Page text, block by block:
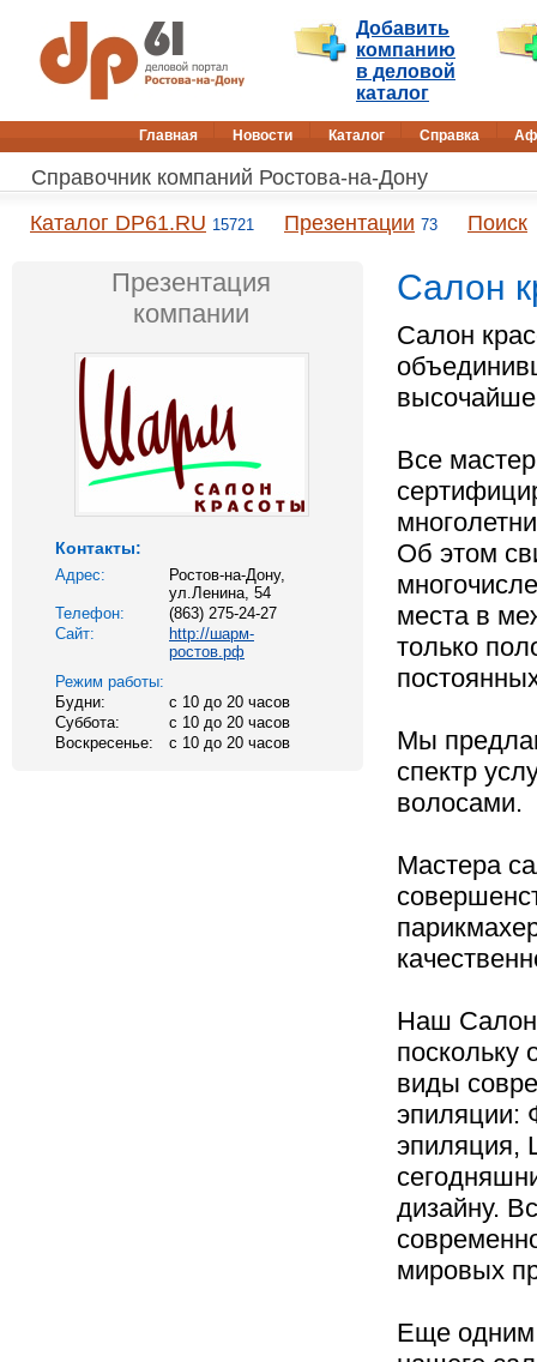
Добавить
компанию
в деловой
каталог
Главная Новости Каталог Справка
Справочник компаний Ростова-на-Дону
Каталог DP61.RU 15721 Презентации 73 Поиск
Презентация
компании
Контакты:
Адрес:
Ростов-на-Дону,
ул.Ленина, 54
Телефон:
(863) 275-24-27
Сайт:
http://шарм-
ростов.рф
Режим работы:
Будни:
с 10 до 20 часов
Суббота:
с 10 до 20 часов
Воскресенье:
с 10 до 20 часов
Салон
Салон
Все
Об этом
места в
только
Мы
спектр
волосами.
Мастера
Наш Салон
поскольку
виды
эпиляции:
эпиляция,
дизайну.
мировых
Еще